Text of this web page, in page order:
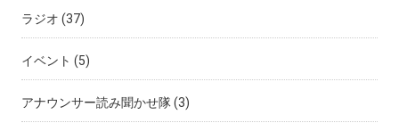
ラジオ (37)
イベント (5)
アナウンサー読み聞かせ隊(3)